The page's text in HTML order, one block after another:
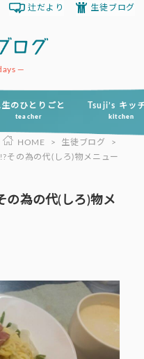
生のひとりごと
teacher
Tsuji’s キッ
kitchen
辻だより 生徒ブログ
HOME > 生徒ブログ
>
その為の代(しろ)物メニュー
の為の代(しろ)物メ